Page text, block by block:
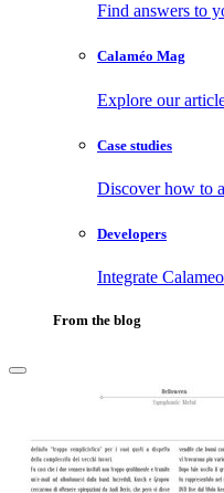
Find answers to
Calaméo Mag
Explore our
Case studies
Discover how to
Developers
Integrate
From the blog